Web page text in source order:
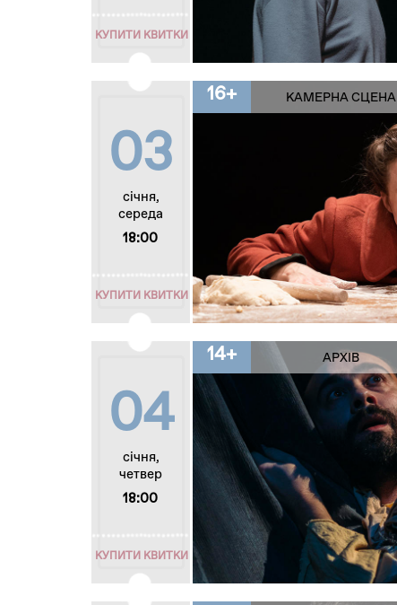
КУПИТИ КВИТКИ
03
січня,
середа
18:00
КУПИТИ КВИТКИ
16+ КАМЕРНА СЦЕНА
04
січня,
четвер
18:00
КУПИТИ КВИТКИ
14+ АРХІВ